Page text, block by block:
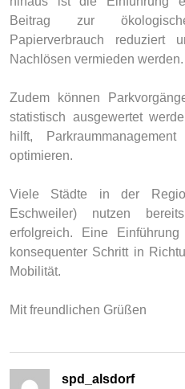
Beitrag zur
Papierverbrauch reduziert
Nachlösen vermieden werden.
Zudem können
statistisch ausgewertet
hilft,
optimieren.
Viele Städte in der
Eschweiler) nutzen
erfolgreich. Eine
konsequenter Schritt in
Mobilität.
Mit freundlichen Grüßen
spd_alsdorf